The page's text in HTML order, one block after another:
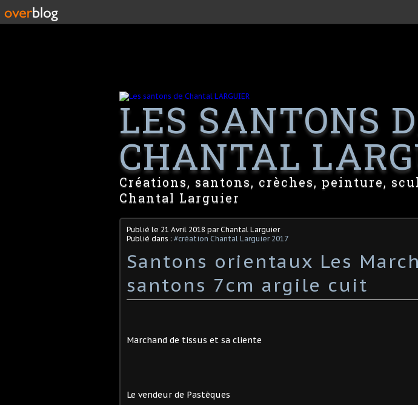
LES SANTONS
CHANTAL
Créations, santons, crèches, peinture,
Chantal Larguier
Publié le 21 Avril 2018 par Chantal Larguier
Publié dans : #création Chantal Larguier 2017
Santons orientaux Les
santons 7cm argile cuit
Marchand de tissus et sa cliente
Le vendeur de Pastèques